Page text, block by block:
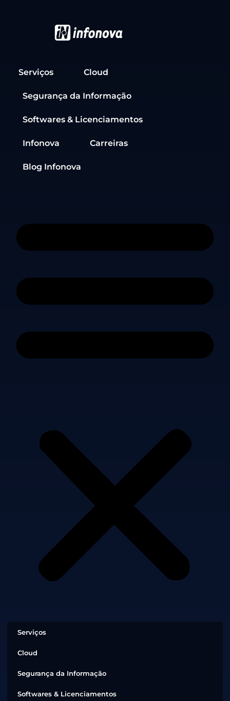
Serviços Cloud
Segurança da Informação
Softwares & Licenciamentos
Infonova Carreiras
Blog Infonova
Serviços
Cloud
Segurança da Informação
Softwares & Licenciamentos